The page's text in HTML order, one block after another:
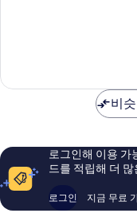
륭
용
후
기
637
개
비
로그인해 이용 가
드를 적립해 더
로그인 지금 무료